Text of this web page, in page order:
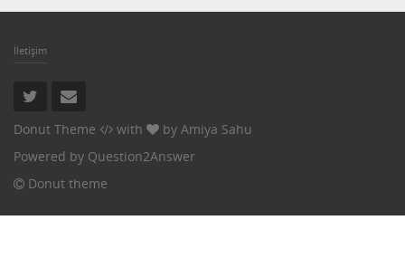
İletişim
Donut Theme with by Amiya Sahu
Powered by Question2Answer
Donut theme